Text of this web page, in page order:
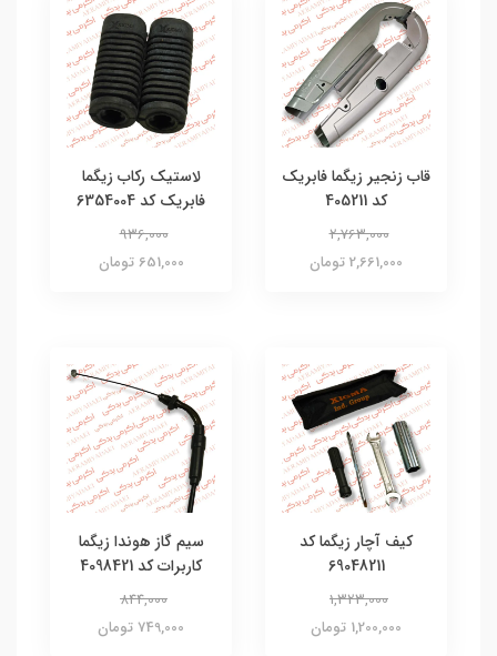
قاب زنجیر زیگما فابریک
کد 405211
2,763,000
2,661,000 تومان
لاستیک رکاب زیگما
فابریک کد 6354004
936,000
651,000 تومان
کیف آچار زیگما کد
69048211
1,323,000
1,200,000 تومان
سیم گاز هوندا زیگما
کاربرات کد 4098421
844,000
749,000 تومان